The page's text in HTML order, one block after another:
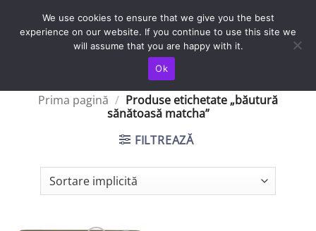
LUCRATOARE
Prima pagină / Produse etichetate „băutură
sănătoasă matcha”
FILTREAZĂ
We use cookies to ensure that we give you the best
experience on our website. If you continue to use this site we
will assume that you are happy with it.
Ok